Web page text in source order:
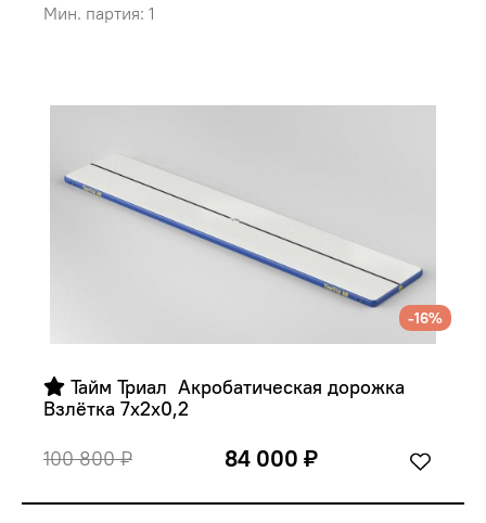
Мин. партия: 1
-16%
Тайм Триал  Акробатическая дорожка
Взлётка 7х2х0,2
100 800 ₽
84 000 ₽